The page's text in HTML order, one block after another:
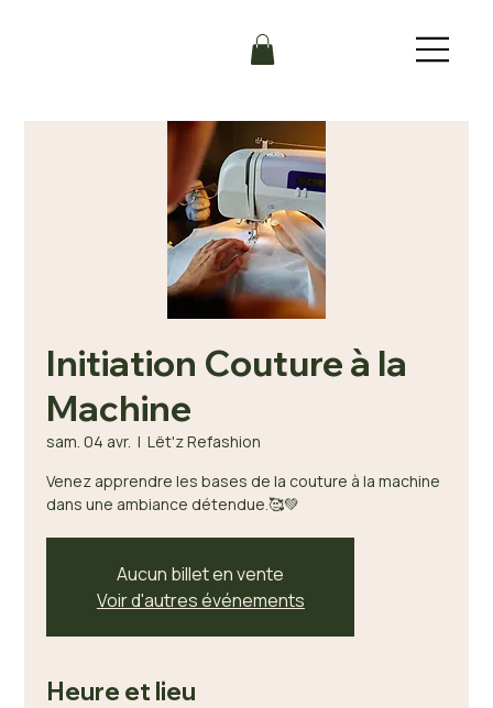
Initiation Couture à la
Machine
sam. 04 avr.
  |
Lët'z Refashion
Venez apprendre les bases de la couture à la machine
dans une ambiance détendue.🥰💚
Aucun billet en vente
Voir d'autres événements
Heure et lieu